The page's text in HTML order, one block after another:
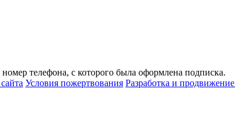
номер телефона, с которого была оформлена подписка.
Условия пожертвования Разработка и продвижение